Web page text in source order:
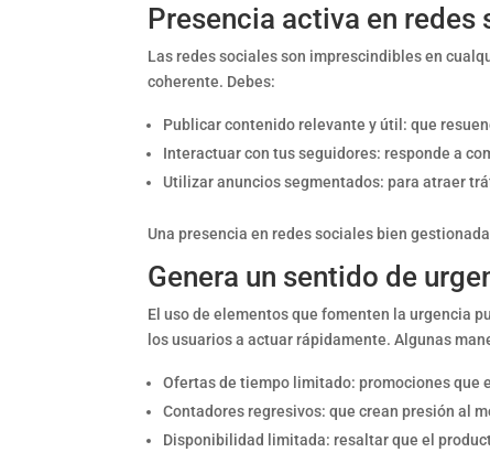
Presencia activa en redes
Las redes sociales son imprescindibles en
coherente. Debes:
Publicar contenido relevante y útil: que
Interactuar con tus seguidores: responde a
Utilizar anuncios segmentados: para atraer
Una presencia en redes sociales bien
Genera un sentido de
El uso de elementos que fomenten la urgencia
los usuarios a actuar rápidamente. Algunas
Ofertas de tiempo limitado: promociones que
Contadores regresivos: que crean presión al
Disponibilidad limitada: resaltar que el